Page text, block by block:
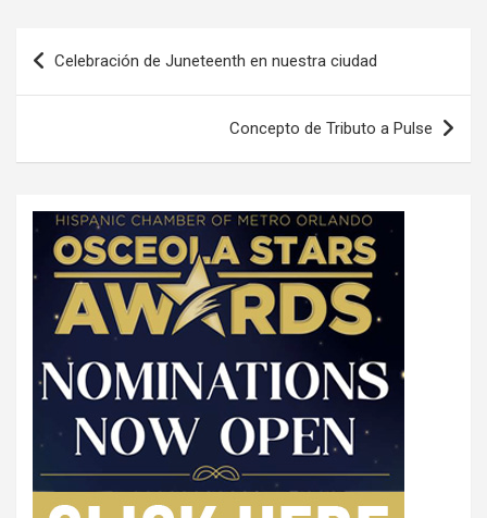
Celebración de Juneteenth en nuestra ciudad
Concepto de Tributo a Pulse